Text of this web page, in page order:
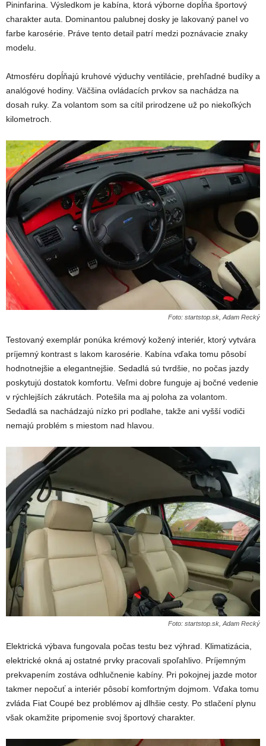
Pininfarina. Výsledkom je kabína, ktorá výborne dopĺňa športový
charakter auta. Dominantou palubnej dosky je lakovaný panel vo
farbe karosérie. Práve tento detail patrí medzi poznávacie znaky
modelu.
Atmosféru dopĺňajú kruhové výduchy ventilácie, prehľadné budíky a
analógové hodiny. Väčšina ovládacích prvkov sa nachádza na
dosah ruky. Za volantom som sa cítil prirodzene už po niekoľkých
kilometroch.
Foto: startstop.sk, Adam Recký
Testovaný exemplár ponúka krémový kožený interiér, ktorý vytvára
príjemný kontrast s lakom karosérie. Kabína vďaka tomu pôsobí
hodnotnejšie a elegantnejšie. Sedadlá sú tvrdšie, no počas jazdy
poskytujú dostatok komfortu. Veľmi dobre funguje aj bočné vedenie
v rýchlejších zákrutách. Potešila ma aj poloha za volantom.
Sedadlá sa nachádzajú nízko pri podlahe, takže ani vyšší vodiči
nemajú problém s miestom nad hlavou.
Foto: startstop.sk, Adam Recký
Elektrická výbava fungovala počas testu bez výhrad. Klimatizácia,
elektrické okná aj ostatné prvky pracovali spoľahlivo. Príjemným
prekvapením zostáva odhlučnenie kabíny. Pri pokojnej jazde motor
takmer nepočuť a interiér pôsobí komfortným dojmom. Vďaka tomu
zvláda Fiat Coupé bez problémov aj dlhšie cesty. Po stlačení plynu
však okamžite pripomenie svoj športový charakter.